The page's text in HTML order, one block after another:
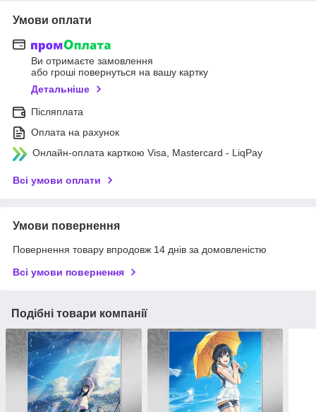
Умови оплати
Ви отримаєте замовлення
або гроші повернуться на вашу картку
Детальніше
Післяплата
Оплата на рахунок
Онлайн-оплата карткою Visa, Mastercard - LiqPay
Всі умови оплати
Умови повернення
Повернення товару впродовж 14 днів за домовленістю
Всі умови повернення
Подібні товари компанії